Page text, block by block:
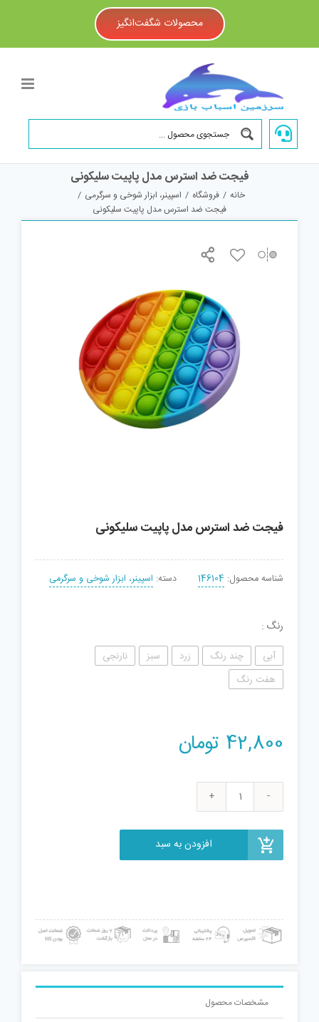
محصولات شگفت‌انگیز
فیجت ضد استرس مدل پاپیت سلیکونی
خانه / فروشگاه / اسپینر، ابزار شوخی و سرگرمی /
فیجت ضد استرس مدل پاپیت سلیکونی
فیجت ضد استرس مدل پاپیت سلیکونی
شناسه محصول: 146104 دسته: اسپینر، ابزار شوخی و سرگرمی
رنگ
آبی چند رنگ زرد سبز
نارنجی
هفت رنگ
42,800 تومان
فیجت
افزودن به سبد
مشخصات محصول